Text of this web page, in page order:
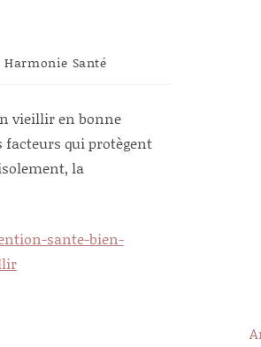
Harmonie Santé
vieillir en bonne
facteurs qui protègent
la
sante-bien-